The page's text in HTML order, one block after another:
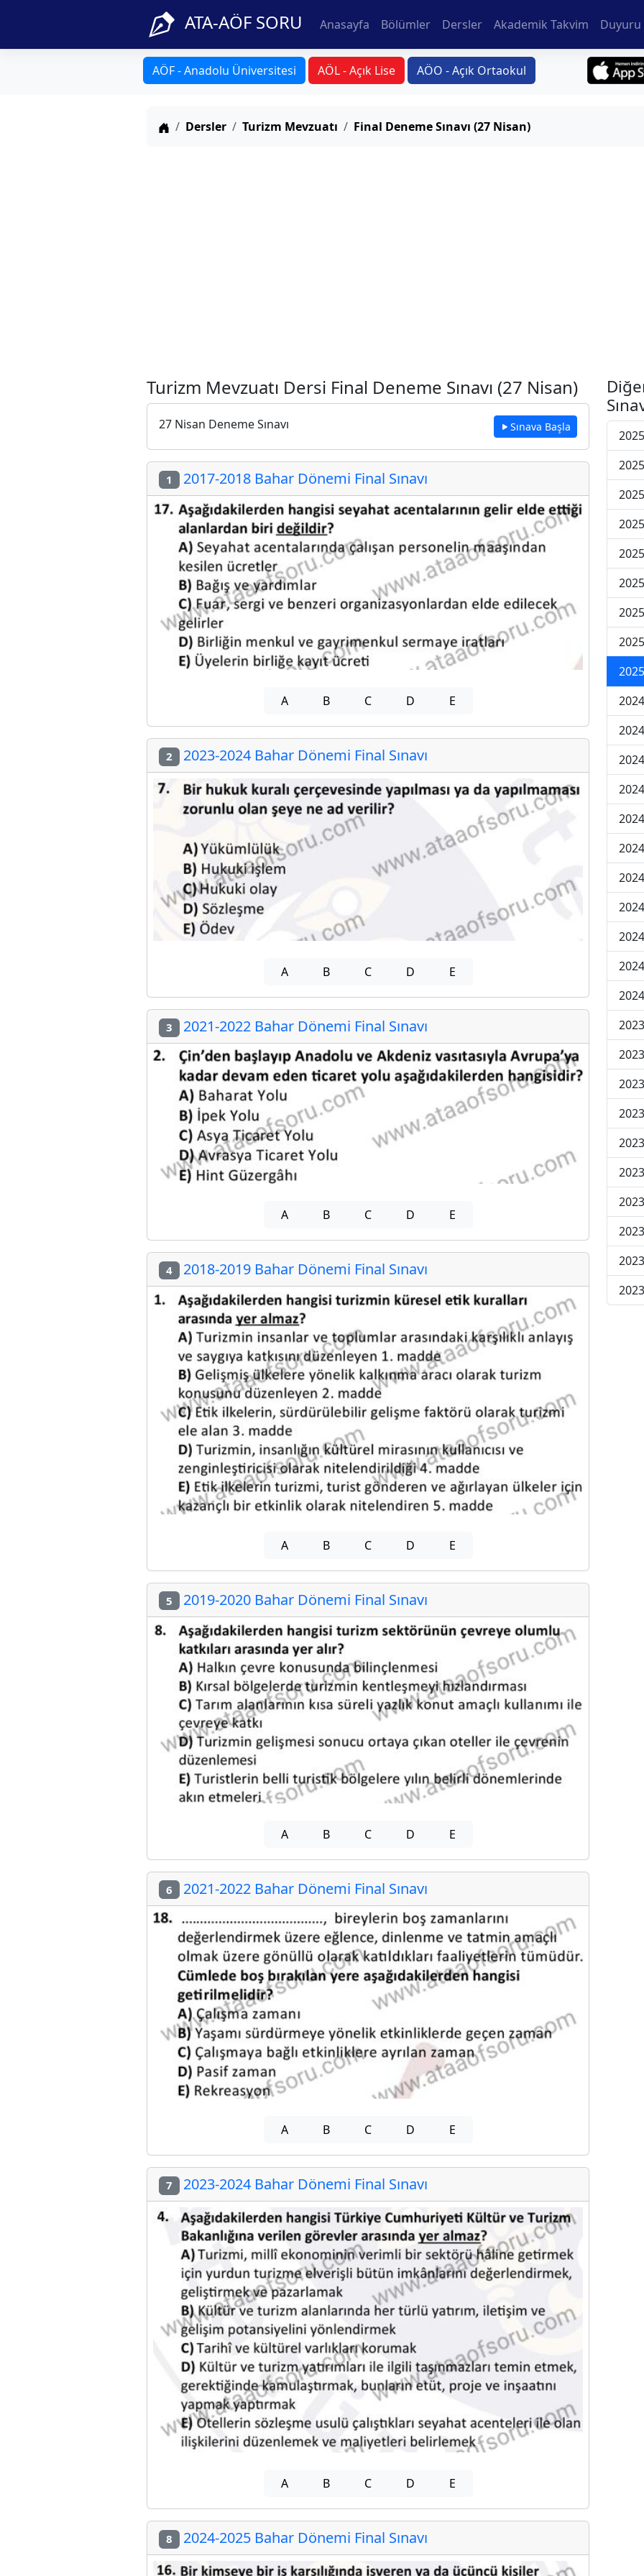
ATA-AÖF SORU Anasayfa Bölümler Dersler Akademik Takvim Duyuru
AÖF - Anadolu Üniversitesi AÖL - Açık Lise AÖO - Açık Ortaokul
Anasayfa
Dersler Turizm Mevzuatı Final Deneme Sınavı (27 Nisan)
Turizm Mevzuatı Dersi Final Deneme Sınavı (27 Nisan)
27 Nisan Deneme Sınavı Sınava Başla
1 2017-2018 Bahar Dönemi Final Sınavı
A B C D E
2 2023-2024 Bahar Dönemi Final Sınavı
A B C D E
3 2021-2022 Bahar Dönemi Final Sınavı
A B C D E
4 2018-2019 Bahar Dönemi Final Sınavı
A B C D E
5 2019-2020 Bahar Dönemi Final Sınavı
A B C D E
6 2021-2022 Bahar Dönemi Final Sınavı
A B C D E
7 2023-2024 Bahar Dönemi Final Sınavı
A B C D E
8 2024-2025 Bahar Dönemi Final Sınavı